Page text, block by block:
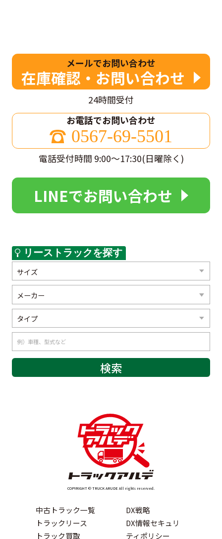
リーストラックを探す
メールでお問い合わせ
在庫確認・お問い合わせ
24時間受付
お電話でお問い合わせ
0567-69-5501
電話受付時間 9:00～17:30(日曜除く)
LINEでお問い合わせ
COPYRIGHT © TRUCK ARUDE All rights reserved.
中古トラック一覧
トラックリース
トラック買取
DX戦略
DX情報セキュリ
ティポリシー